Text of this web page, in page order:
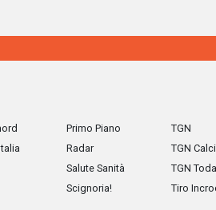
Primo Piano
Radar
Salute Sanità
Scignoria!
TGN
TGN
TGN
Tiro